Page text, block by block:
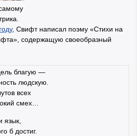
, Свифт написал поэму «Стихи на
содержащую своеобразный
благую —
людскую.
всех
смех…
язык,
б достиг.